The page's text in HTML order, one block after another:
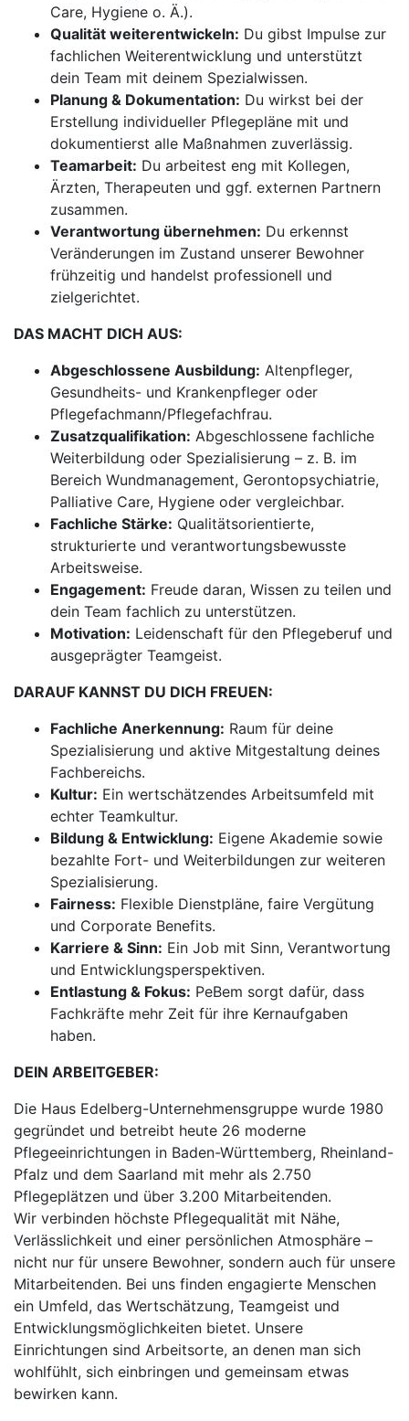
Care, Hygiene o. Ä.).
Qualität weiterentwickeln: Du gibst Impulse zur
fachlichen Weiterentwicklung und unterstützt
dein Team mit deinem Spezialwissen.
Planung & Dokumentation: Du wirkst bei der
Erstellung individueller Pflegepläne mit und
dokumentierst alle Maßnahmen zuverlässig.
Teamarbeit: Du arbeitest eng mit Kollegen,
Ärzten, Therapeuten und ggf. externen Partnern
zusammen.
Verantwortung übernehmen: Du erkennst
Veränderungen im Zustand unserer Bewohner
frühzeitig und handelst professionell und
zielgerichtet.
DAS MACHT DICH AUS:
Abgeschlossene Ausbildung: Altenpfleger,
Gesundheits- und Krankenpfleger oder
Pflegefachmann/Pflegefachfrau.
Zusatzqualifikation: Abgeschlossene fachliche
Weiterbildung oder Spezialisierung – z. B. im
Bereich Wundmanagement, Gerontopsychiatrie,
Palliative Care, Hygiene oder vergleichbar.
Fachliche Stärke: Qualitätsorientierte,
strukturierte und verantwortungsbewusste
Arbeitsweise.
Engagement: Freude daran, Wissen zu teilen und
dein Team fachlich zu unterstützen.
Motivation: Leidenschaft für den Pflegeberuf und
ausgeprägter Teamgeist.
DARAUF KANNST DU DICH FREUEN:
Fachliche Anerkennung: Raum für deine
Spezialisierung und aktive Mitgestaltung deines
Fachbereichs.
Kultur: Ein wertschätzendes Arbeitsumfeld mit
echter Teamkultur.
Bildung & Entwicklung: Eigene Akademie sowie
bezahlte Fort- und Weiterbildungen zur weiteren
Spezialisierung.
Fairness: Flexible Dienstpläne, faire Vergütung
und Corporate Benefits.
Karriere & Sinn: Ein Job mit Sinn, Verantwortung
und Entwicklungsperspektiven.
Entlastung & Fokus: PeBem sorgt dafür, dass
Fachkräfte mehr Zeit für ihre Kernaufgaben
haben.
DEIN ARBEITGEBER:
Die Haus Edelberg-Unternehmensgruppe wurde 1980
gegründet und betreibt heute 26 moderne
Pflegeeinrichtungen in Baden-Württemberg, Rheinland-
Pfalz und dem Saarland mit mehr als 2.750
Pflegeplätzen und über 3.200 Mitarbeitenden.
Wir verbinden höchste Pflegequalität mit Nähe,
Verlässlichkeit und einer persönlichen Atmosphäre –
nicht nur für unsere Bewohner, sondern auch für unsere
Mitarbeitenden. Bei uns finden engagierte Menschen
ein Umfeld, das Wertschätzung, Teamgeist und
Entwicklungsmöglichkeiten bietet. Unsere
Einrichtungen sind Arbeitsorte, an denen man sich
wohlfühlt, sich einbringen und gemeinsam etwas
bewirken kann.